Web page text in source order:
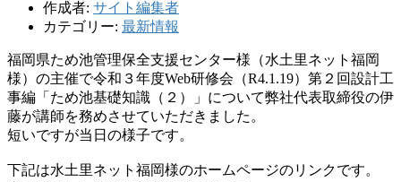
作成者: サイト編集者
カテゴリー: 最新情報
福岡県ため池管理保全支援センター様（水土里ネット福岡
様）の主催で令和３年度Web研修会（R4.1.19）第２回設計工
事編「ため池基礎知識（２）」について弊社代表取締役の伊
藤が講師を務めさせていただきました。
短いですが当日の様子です。
下記は水土里ネット福岡様のホームページのリンクです。